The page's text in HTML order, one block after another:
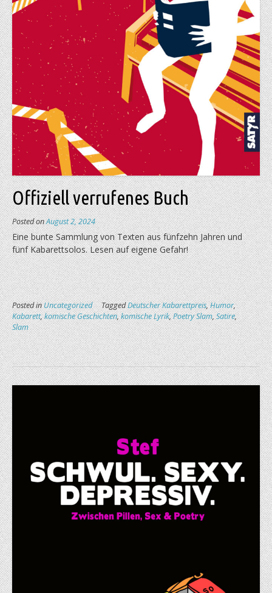
Offiziell verrufenes Buch
Posted onAugust 2, 2024
Eine bunte Sammlung von Texten aus fünfzehn Jahren und
fünf Kabarettsolos. Lesen auf eigene Gefahr!
Posted inUncategorized TaggedDeutscher Kabarettpreis,Humor,
Kabarett,komische Geschichten,komische Lyrik,Poetry Slam,Satire,
Slam